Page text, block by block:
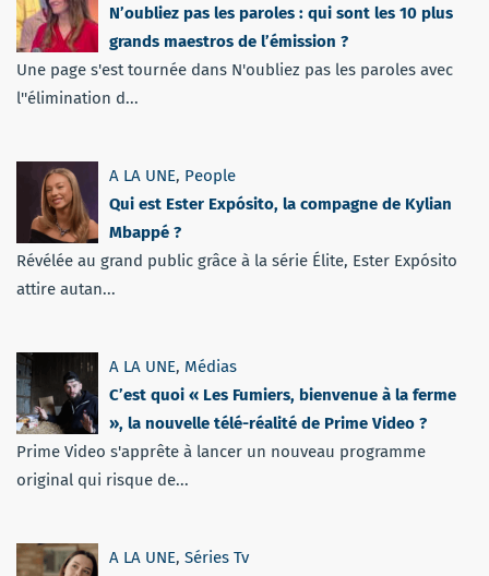
N’oubliez pas les paroles : qui sont les 10 plus
grands maestros de l’émission ?
Une page s'est tournée dans N'oubliez pas les paroles avec
l''élimination d...
A LA UNE, People
Qui est Ester Expósito, la compagne de Kylian
Mbappé ?
Révélée au grand public grâce à la série Élite, Ester Expósito
attire autan...
A LA UNE, Médias
C’est quoi « Les Fumiers, bienvenue à la ferme
», la nouvelle télé-réalité de Prime Video ?
Prime Video s'apprête à lancer un nouveau programme
original qui risque de...
A LA UNE, Séries Tv